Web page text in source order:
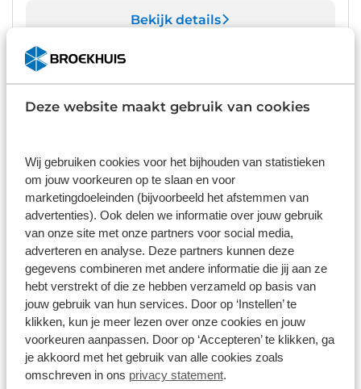
Deze website maakt gebruik van cookies
Wij gebruiken cookies voor het bijhouden van statistieken
om jouw voorkeuren op te slaan en voor
marketingdoeleinden (bijvoorbeeld het afstemmen van
advertenties). Ook delen we informatie over jouw gebruik
van onze site met onze partners voor social media,
adverteren en analyse. Deze partners kunnen deze
gegevens combineren met andere informatie die jij aan ze
hebt verstrekt of die ze hebben verzameld op basis van
jouw gebruik van hun services. Door op ‘Instellen’ te
klikken, kun je meer lezen over onze cookies en jouw
voorkeuren aanpassen. Door op ‘Accepteren’ te klikken, ga
je akkoord met het gebruik van alle cookies zoals
omschreven in ons privacy statement.
Bekijk details
Audi A5 Avant
2.0 e-hybrid quattro S edition | 299 PK | Trekhaak |
Panoramadak | Privacy glas | Dinamica bekleding
€ 54.945
Prijs is inclusief BTW en BPM.
Op voorraad
Bekijk details
Audi A5 Avant
2.0 e-hybrid quattro 299pk S edition | S-Line in- en exterieur |
Tech Pakket Plus | Panoramadak | Trekhaak uitklapbaar |
Interieur Pakket | Optiek Pakket Zwart
17.409 km Automaat 2025 Hybride benzine